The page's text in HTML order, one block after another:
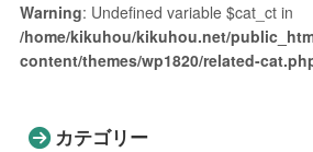
Warning: Undefined variable $cat_ct in
/home/kikuhou/kikuhou.net/
content/themes/wp1820/related-
カテゴリー